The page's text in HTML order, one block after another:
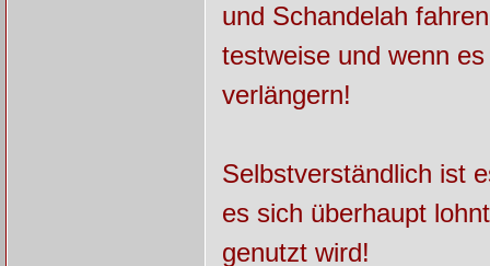
und Schandelah
testweise und wenn
verlängern!
Selbstverständlich ist
es sich überhaupt
genutzt wird!